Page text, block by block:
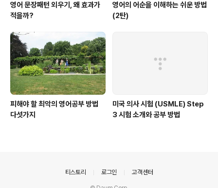
영어 문장패턴 외우기, 왜 효과가
적을까?
영어의 어순을 이해하는 쉬운 방법
(2탄)
피해야 할 최악의 영어공부 방법
다섯가지
미국 의사 시험 (USMLE) Step
3 시험 소개와 공부 방법
티스토리 로그인 고객센터